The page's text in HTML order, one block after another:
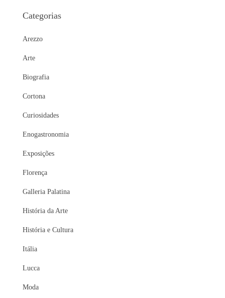
Categorias
Arezzo
Arte
Biografia
Cortona
Curiosidades
Enogastronomia
Exposições
Florença
Galleria Palatina
História da Arte
História e Cultura
Itália
Lucca
Moda